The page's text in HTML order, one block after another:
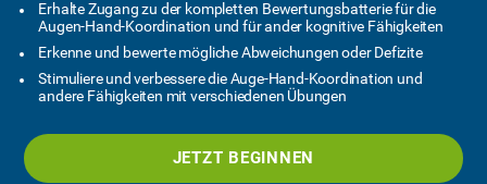
Erhalte Zugang zu der kompletten Bewertungsbatterie für die
Augen-Hand-Koordination und für ander kognitive Fähigkeiten
Erkenne und bewerte mögliche Abweichungen oder Defizite
Stimuliere und verbessere die Auge-Hand-Koordination und
andere Fähigkeiten mit verschiedenen Übungen
JETZT BEGINNEN